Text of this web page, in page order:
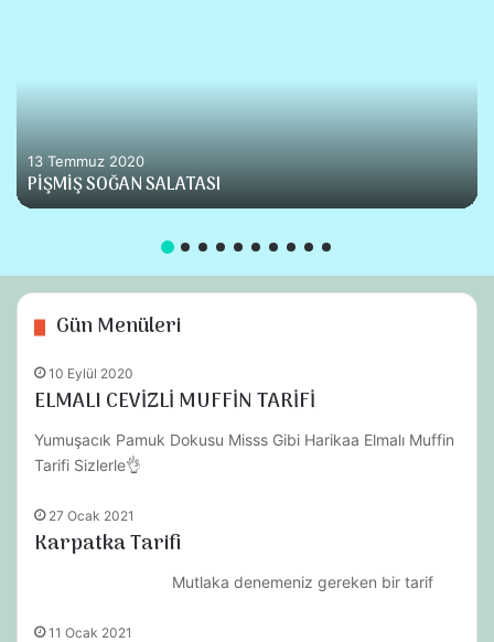
13 Temmuz 2020
PİŞMİŞ SOĞAN SALATASI
Gün Menüleri
10 Eylül 2020
ELMALI CEVİZLİ MUFFİN TARİFİ
Yumuşacık Pamuk Dokusu Misss Gibi Harikaa Elmalı Muffin
Tarifi Sizlerle👌
27 Ocak 2021
Karpatka Tarifi
Mutlaka denemeniz gereken bir tarif
11 Ocak 2021